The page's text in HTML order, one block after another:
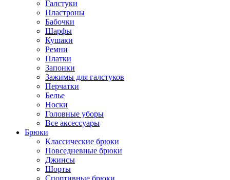
Галстуки
Пластроны
Бабочки
Шарфы
Кушаки
Ремни
Платки
Запонки
Зажимы для галстуков
Перчатки
Белье
Носки
Головные уборы
Все аксессуары
Брюки
Классические брюки
Повседневные брюки
Джинсы
Шорты
Спортивные брюки